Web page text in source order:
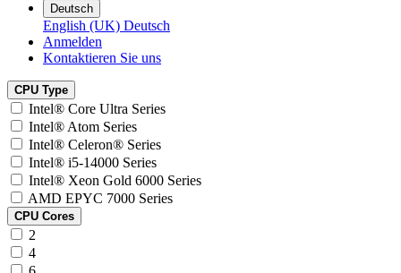
Deutsch
English (UK) Deutsch
Anmelden
Kontaktieren Sie uns
CPU Type
Intel® Core Ultra Series
Intel® Atom Series
Intel® Celeron® Series
Intel® i5-14000 Series
Intel® Xeon Gold 6000 Series
AMD EPYC 7000 Series
CPU Cores
2
4